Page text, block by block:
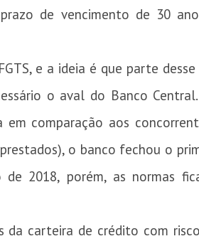
de vencimento de 30
e a ideia é que parte
o aval do Banco
em comparação aos
o banco fechou o
2018, porém, as normas
carteira de crédito com